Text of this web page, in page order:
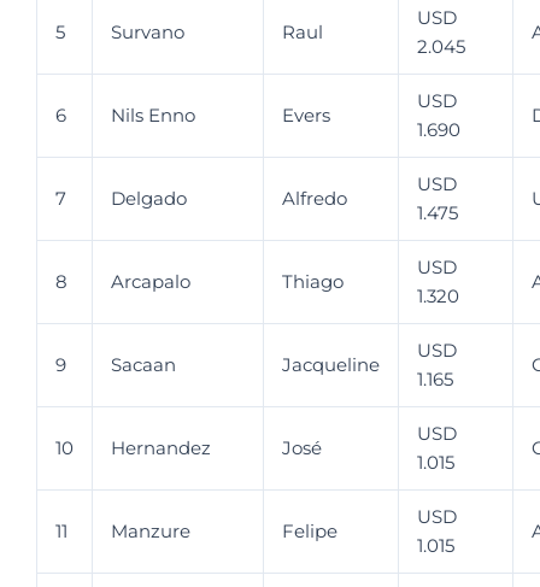
5 Survano Raul
USD
2.045
6 Nils Enno Evers
USD
1.690
7 Delgado Alfredo
USD
1.475
8 Arcapalo Thiago
USD
1.320
9 Sacaan Jacqueline
USD
1.165
10 Hernandez José
USD
1.015
11 Manzure Felipe
USD
1.015